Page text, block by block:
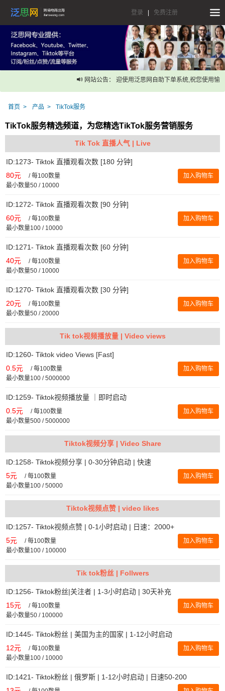
登录 免费注册
网站公告： 迎使用泛思网自助下单系统,祝您使用愉快！
首页 产品 TikTok服务
TikTok服务精选频道，为您精选TikTok服务营销服务
Tik Tok 直播人气 | Live
ID:1273- Tiktok 直播观看次数 [180 分钟]
80元 /每100数量
最小数量50 / 10000
加入购物车
ID:1272- Tiktok 直播观看次数 [90 分钟]
60元 /每100数量
最小数量100 / 10000
加入购物车
ID:1271- Tiktok 直播观看次数 [60 分钟]
40元 /每100数量
最小数量50 / 10000
加入购物车
ID:1270- Tiktok 直播观看次数 [30 分钟]
20元 /每100数量
最小数量50 / 20000
加入购物车
Tik tok视频播放量 | Video views
ID:1260- Tiktok video Views [Fast]
0.5元 /每100数量
最小数量100 / 5000000
加入购物车
ID:1259- Tiktok视频播放量 ｜即时启动
0.5元 /每100数量
最小数量500 / 5000000
加入购物车
Tiktok视频分享 | Video Share
ID:1258- Tiktok视频分享 | 0-30分钟启动 | 快速
5元 /每100数量
最小数量100 / 50000
加入购物车
Tiktok视频点赞 | video likes
ID:1257- Tiktok视频点赞 | 0-1小时启动 | 日速：2000+
5元 /每100数量
最小数量100 / 100000
加入购物车
Tik tok粉丝 | Follwers
ID:1256- Tiktok粉丝|关注者 | 1-3小时启动 | 30天补充
15元 /每100数量
最小数量50 / 100000
加入购物车
ID:1445- Tiktok粉丝 | 美国为主的国家 | 1-12小时启动
12元 /每100数量
最小数量100 / 10000
加入购物车
ID:1421- Tiktok粉丝 | 俄罗斯 | 1-12小时启动 | 日速50-200